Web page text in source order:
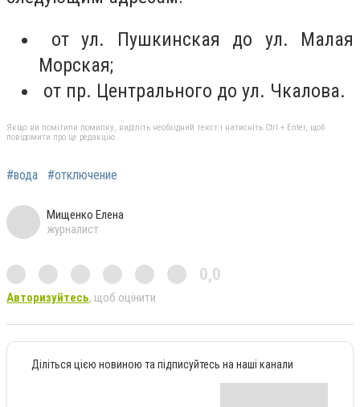
от ул. Пушкинская до ул. Малая
Морская;
от пр. Центрального до ул. Чкалова.
Якщо ви помітили помилку, виділіть необхідний текст і натисніть Ctrl + Enter, щоб
повідомити про це редакцію
#вода #отключение
Мищенко Елена
журналист
0,0
Авторизуйтесь, щоб оцінити
Діліться цією новиною та підписуйтесь на наші канали